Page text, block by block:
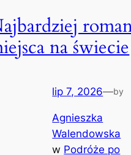
na świecie
lip 7, 2026—by
Agnieszka
Walendowska
w Podróże po